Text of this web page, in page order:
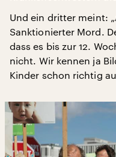
Und ein dritter meint:
Sanktionierter Mord.
dass es bis zur 12.
nicht. Wir kennen ja
Kinder schon richtig